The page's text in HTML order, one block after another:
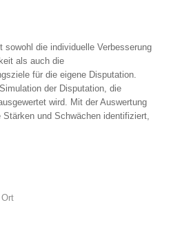
die individuelle Verbesserung
als auch die
für die eigene Disputation.
der Disputation, die
wird. Mit der Auswertung
und Schwächen identifiziert,